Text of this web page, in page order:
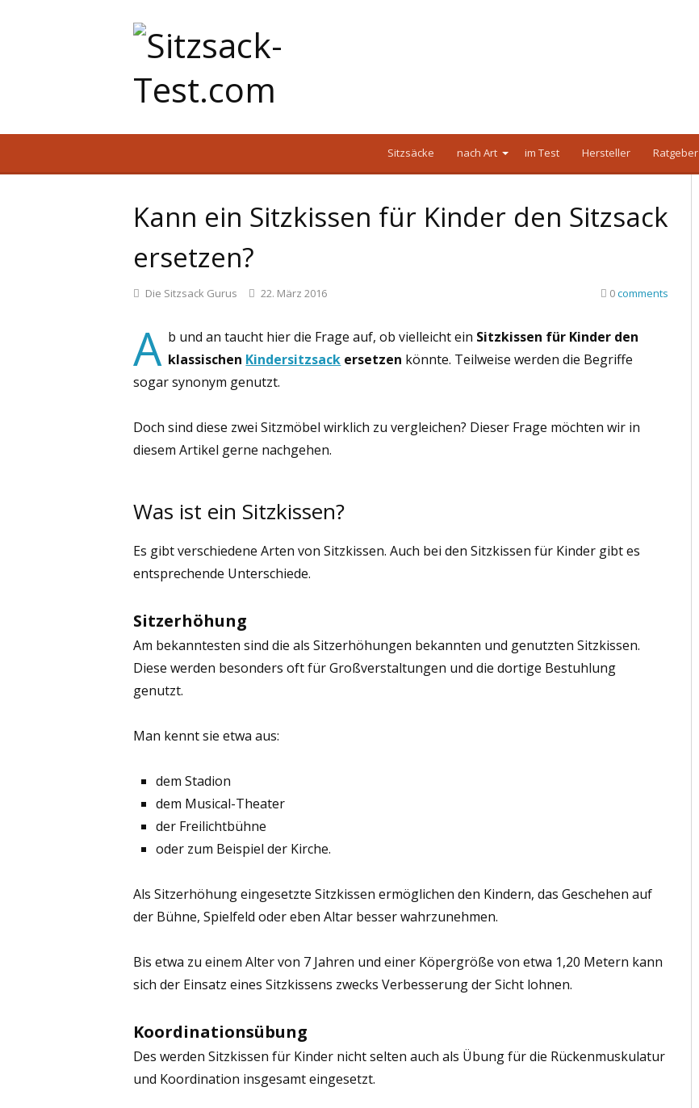
Sitzsäcke nach Art im Test Hersteller Ratgeber
Kann ein Sitzkissen für Kinder den Sitzsack
ersetzen?
Die Sitzsack Gurus 22. März 2016 0comments
A b und an taucht hier die Frage auf, ob vielleicht ein Sitzkissen für Kinder den
klassischen Kindersitzsack ersetzen könnte. Teilweise werden die Begriffe
sogar synonym genutzt.
Doch sind diese zwei Sitzmöbel wirklich zu vergleichen? Dieser Frage möchten wir in
diesem Artikel gerne nachgehen.
Was ist ein Sitzkissen?
Es gibt verschiedene Arten von Sitzkissen. Auch bei den Sitzkissen für Kinder gibt es
entsprechende Unterschiede.
Sitzerhöhung
Am bekanntesten sind die als Sitzerhöhungen bekannten und genutzten Sitzkissen.
Diese werden besonders oft für Großverstaltungen und die dortige Bestuhlung
genutzt.
Man kennt sie etwa aus:
dem Stadion
dem Musical-Theater
der Freilichtbühne
oder zum Beispiel der Kirche.
Als Sitzerhöhung eingesetzte Sitzkissen ermöglichen den Kindern, das Geschehen auf
der Bühne, Spielfeld oder eben Altar besser wahrzunehmen.
Bis etwa zu einem Alter von 7 Jahren und einer Köpergröße von etwa 1,20 Metern kann
sich der Einsatz eines Sitzkissens zwecks Verbesserung der Sicht lohnen.
Koordinationsübung
Des werden Sitzkissen für Kinder nicht selten auch als Übung für die Rückenmuskulatur
und Koordination insgesamt eingesetzt.